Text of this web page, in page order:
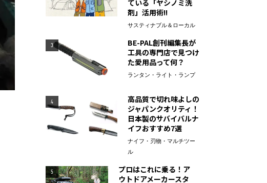
ている「ヤシノミ洗
剤」活用術!!
サスティナブル＆ローカル
3
BE-PAL創刊編集長が
工具の専門店で見つけ
た愛用品って何？
ランタン・ライト・ランプ
4
高品質で切れ味よしの
ジャパンクオリティ！
日本製のサバイバルナ
イフおすすめ7選
ナイフ・刃物・マルチツー
ル
5
プロはこれに乗る！ア
ウトドアメーカースタ